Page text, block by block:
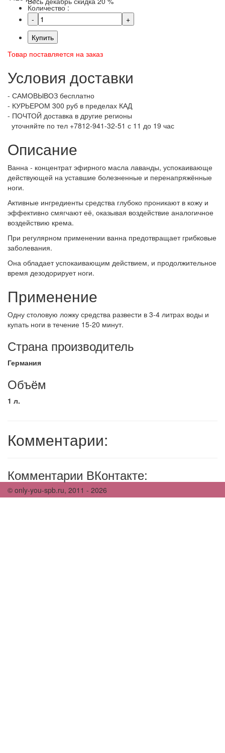
Количество :
Купить
Товар поставляется на заказ
Условия доставки
- САМОВЫВОЗ бесплатно
- КУРЬЕРОМ 300 руб в пределах КАД
- ПОЧТОЙ доставка в другие регионы
уточняйте по тел +7812-941-32-51 с 11 до 19 час
Описание
Ванна - концентрат эфирного масла лаванды, успокаивающе
действующей на уставшие болезненные и перенапряжённые
ноги.
Активные ингредиенты средства глубоко проникают в кожу и
эффективно смягчают её, оказывая воздействие аналогичное
воздействию крема.
При регулярном применении ванна предотвращает грибковые
заболевания.
Она обладает успокаивающим действием, и продолжительное
время дезодорирует ноги.
Применение
Одну столовую ложку средства развести в 3-4 литрах воды и
купать ноги в течение 15-20 минут.
Страна производитель
Германия
Объём
1 л.
Комментарии:
Комментарии ВКонтакте:
© only-you-spb.ru, 2011 - 2026